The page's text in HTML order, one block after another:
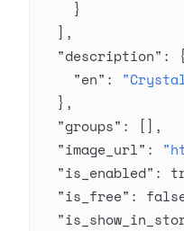
    }
  ],
  "description"
: {
    "en"
:
  },
  "groups"
: [],
  "image_url"
:
  "is_enabled"
:
  "is_free"
: